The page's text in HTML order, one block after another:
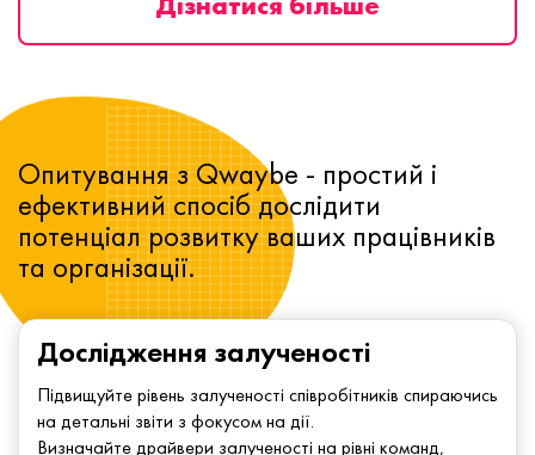
Дослідження залученості
Підвищуйте рівень залученості співробітників спираючись
на детальні звіти з фокусом на дії.
Визначайте драйвери залученості на рівні команд,
Опитування з Qwaybe - простий і
ефективний спосіб дослідити
потенціал розвитку ваших працівників
та організації.